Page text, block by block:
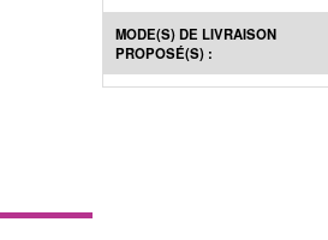
MODE(S) DE LIVRAISON
PROPOSÉ(S) :